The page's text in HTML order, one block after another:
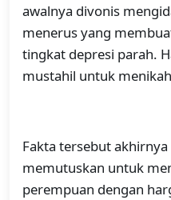
awalnya divonis
menerus yang
tingkat depresi parah.
mustahil untuk
Fakta tersebut
memutuskan untuk
perempuan dengan